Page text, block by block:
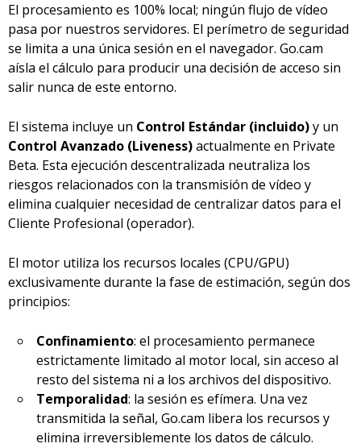
El procesamiento es 100% local; ningún flujo de vídeo
pasa por nuestros servidores. El perímetro de seguridad
se limita a una única sesión en el navegador. Go.cam
aísla el cálculo para producir una decisión de acceso sin
salir nunca de este entorno.
El sistema incluye un Control Estándar (incluido)y un
Control Avanzado (Liveness)actualmente en Private
Beta. Esta ejecución descentralizada neutraliza los
riesgos relacionados con la transmisión de vídeo y
elimina cualquier necesidad de centralizar datos para el
Cliente Profesional (operador).
El motor utiliza los recursos locales (CPU/GPU)
exclusivamente durante la fase de estimación, según dos
principios:
Confinamiento: el procesamiento permanece
estrictamente limitado al motor local, sin acceso al
resto del sistema ni a los archivos del dispositivo.
Temporalidad: la sesión es efímera. Una vez
transmitida la señal, Go.cam libera los recursos y
elimina irreversiblemente los datos de cálculo.